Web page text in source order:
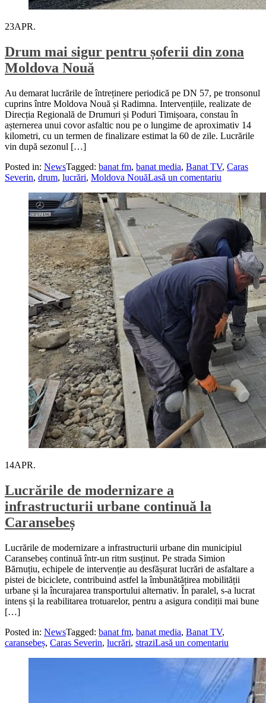
23APR.
Drum mai sigur pentru șoferii din zona
Moldova Nouă
Au demarat lucrările de întreținere periodică pe DN 57, pe tronsonul
cuprins între Moldova Nouă și Radimna. Intervențiile, realizate de
Direcția Regională de Drumuri și Poduri Timișoara, constau în
așternerea unui covor asfaltic nou pe o lungime de aproximativ 14
kilometri, cu un termen de finalizare estimat la 60 de zile. Lucrările
vin după sezonul […]
Posted in: NewsTagged: banat fm, banat media, Banat TV, Caras
Severin, drum, lucrări, Moldova NouăLasă un comentariu
14APR.
Lucrările de modernizare a
infrastructurii urbane continuă la
Caransebeș
Lucrările de modernizare a infrastructurii urbane din municipiul
Caransebeș continuă într-un ritm susținut. Pe strada Simion
Bărnuțiu, echipele de intervenție au desfășurat lucrări de asfaltare a
pistei de biciclete, contribuind astfel la îmbunătățirea mobilității
urbane și la încurajarea transportului alternativ. În paralel, s-a lucrat
intens și la reabilitarea trotuarelor, pentru a asigura condiții mai bune
[…]
Posted in: NewsTagged: banat fm, banat media, Banat TV,
caransebeș, Caras Severin, lucrări, straziLasă un comentariu